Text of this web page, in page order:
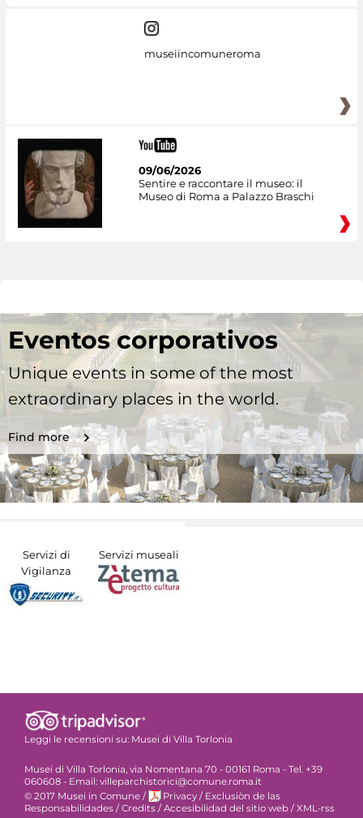
museiincomuneroma
09/06/2026
Sentire e raccontare il museo: il
Museo di Roma a Palazzo Braschi
Eventos corporativos
Unique events in some of the most
extraordinary places in the world.
Find more
Servizi di
Vigilanza
Servizi museali
Leggi le recensioni su: Musei di Villa Torlonia
Musei di Villa Torlonia, via Nomentana 70 - 00161 Roma - Tel. +39
060608 - Email: villeparchistorici@comune.roma.it
© 2017 Musei in Comune / Privacy / Exclusiòn de las
Responsabilidades / Credits / Accesibilidad del sitio web / XML-rss